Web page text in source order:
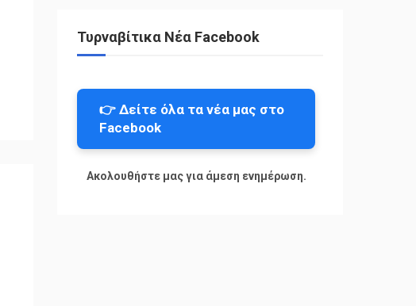
Τυρναβίτικα Νέα Facebook
👉 Δείτε όλα τα νέα μας στο
Facebook
Ακολουθήστε μας για άμεση ενημέρωση.